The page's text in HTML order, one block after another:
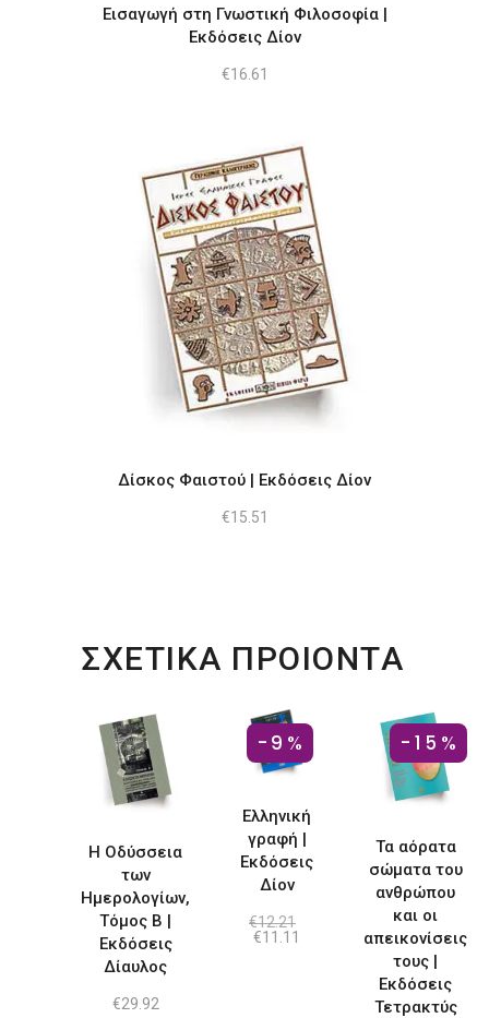
Εισαγωγή στη Γνωστική Φιλοσοφία |
Εκδόσεις Δίον
€16.61
Δίσκος Φαιστού | Εκδόσεις Δίον
€15.51
ΣΧΕΤΙΚΑ ΠΡΟΙΟΝΤΑ
Η Οδύσσεια
των
Ημερολογίων,
Τόμος Β |
Εκδόσεις
Δίαυλος
€29.92
-9%
Ελληνική
γραφή |
Εκδόσεις
Δίον
€12.21
Original
€11.11
-15%
Τα αόρατα
σώματα του
ανθρώπου
και οι
απεικονίσεις
τους |
Εκδόσεις
Τετρακτύς